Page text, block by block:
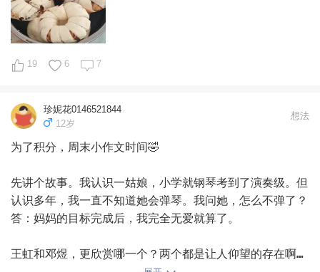
    语文和英语算是正常发挥，数学失误比较严重，他说
他所有的科目就担心数学做不完，所以前面操之过急了。两
处都看错题目，两处啊，眼睛看到的和脑子里想的，完全是
两个东西，你就说邪不邪乎？直到第二天回学校估分时，都
求离心率，他想的却是求方程，唉，还能说啥呢，啥也别说
了。另外，19题第二小问，出了考场立刻想到解法是端点
效应，但考试瞬间没有想到，出了考场才想到咋做，还有啥
    总之啊总之，高考对于真正的大神来说，人家该高分
还是高分，但对于小宋这样的娃来说，就很考验运气和发挥
了，运气一个是试卷难易与自己的契合度，一个就是改卷的
而不是出了考场才想出来方法。这次除了他，还有三个平时
的确是，烦恼算个屁，过好当下的生活才是我的主要任务。
洗衣服。
唉，中年女人的悲哀莫过于此。连哭都觉得是浪费时间。
今早，把昨晚孩子们换下来的衣服洗净，然后拿起羊毛掸子
然后又马不停蹄地开始弄甜甜圈🍩馒头，包了豆沙，孩子们
超级喜欢吃。
昨天下午做的，一人两个、三个，都吃完了。还有豆沙，索
19 6 7
珍妮花0146521844
12岁
想法
为了积分，周末小作文时间🤣
先讲个故事。我认识一姑娘，小学就钢琴考到了演奏级。但
认识多年，我一直不知道她会弹琴。我问她，怎么不弹了？
答：妈妈的目标完成后，我完全无爱就算了。
王虹和邓煜，更欣赏哪一个？两个都是让人仰望的存在啊，